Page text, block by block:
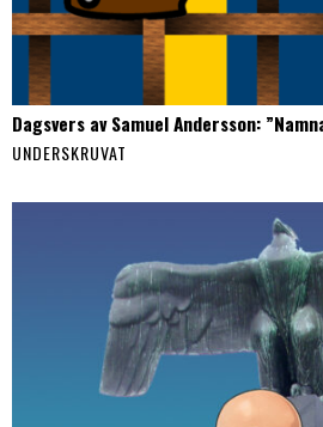
Dagsvers av Samuel Andersson:
UNDERSKRUVAT